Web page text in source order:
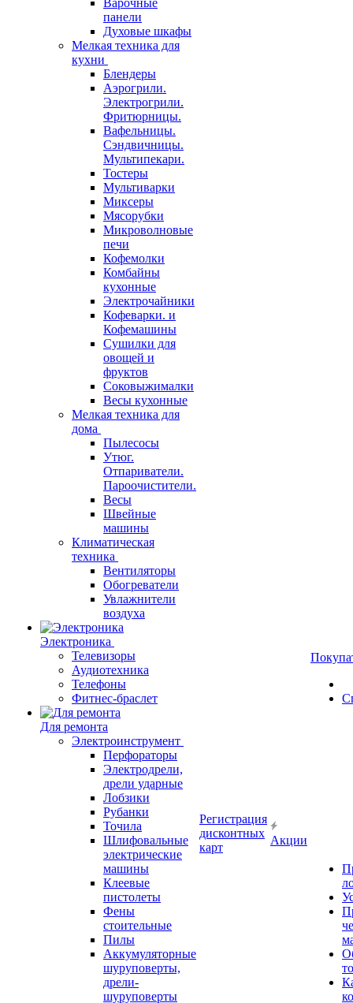
Варочные
панели
Духовые шкафы
Мелкая техника для
кухни
Блендеры
Аэрогрили.
Электрогрили.
Фритюрницы.
Вафельницы.
Сэндвичницы.
Мультипекари.
Тостеры
Мультиварки
Миксеры
Мясорубки
Микроволновые
печи
Кофемолки
Комбайны
кухонные
Электрочайники
Кофеварки. и
Кофемашины
Сушилки для
овощей и
фруктов
Соковыжималки
Весы кухонные
Мелкая техника для
дома
Пылесосы
Утюг.
Отпариватели.
Пароочистители.
Весы
Швейные
машины
Климатическая
техника
Вентиляторы
Обогреватели
Увлажнители
воздуха
Электроника
Телевизоры
Аудиотехника
Телефоны
Фитнес-браслет
Для ремонта
Электроинструмент
Перфораторы
Электродрели,
дрели ударные
Лобзики
Рубанки
Точила
Шлифовальные
электрические
машины
Клеевые
пистолеты
Фены
стоительные
Пилы
Аккумуляторные
шуруповерты,
дрели-
шуруповерты
Регистрация
дисконтных
карт
Акции